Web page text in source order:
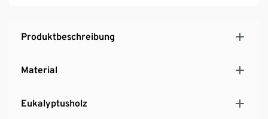
UV- und witterungsbeständig
Produktbeschreibung
Material
Eukalyptusholz